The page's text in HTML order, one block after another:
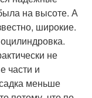
на высоте. А
широкие.
не
части и
меньше